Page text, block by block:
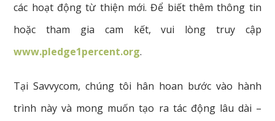
các hoạt động từ thiện mới. Để biết thêm thông tin
hoặc tham gia cam kết, vui lòng truy cập
www.pledge1percent.org.
Tại Savvycom, chúng tôi hân hoan bước vào hành
trình này và mong muốn tạo ra tác động lâu dài –